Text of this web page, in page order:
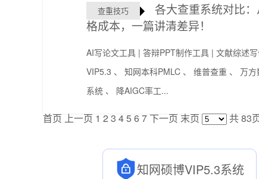
查重技巧
各大查重系统对比
格成本，一篇讲清差异​！
AI写论文工具 | 答辩PPT制作工具 | 文献综述
VIP5.3 、 知网本科PMLC 、 维普查重 、 万
系统 、 降AIGC率工...
首页 上一页 1 2 3 45 67 下一页 末页 共83
知网硕博VIP5.3系统